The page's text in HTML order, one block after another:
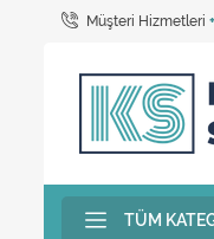
Müşteri Hizmetleri
TÜM